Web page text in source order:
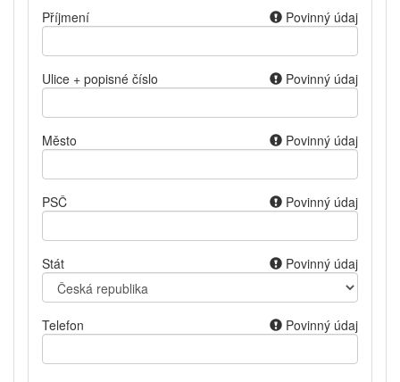
Příjmení Povinný údaj
Ulice + popisné číslo Povinný údaj
Město Povinný údaj
PSČ Povinný údaj
Stát Povinný údaj
Telefon Povinný údaj